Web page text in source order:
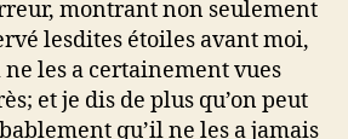
montrant non seulement
lesdites étoiles avant moi,
les a certainement vues
et je dis de plus qu’on peut
qu’il ne les a jamais